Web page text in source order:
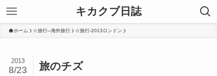
キカクブ日誌
ホーム ☆旅行─海外旅行 ☆旅行-2013ロンドン
旅のチズ
2013
8/23